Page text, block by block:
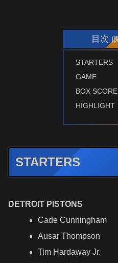
目次
STARTERS
GAME
BOX SCORE
HIGHLIGHT
STARTERS
DETROIT PISTONS
Cade Cunningham
Ausar Thompson
Tim Hardaway Jr.